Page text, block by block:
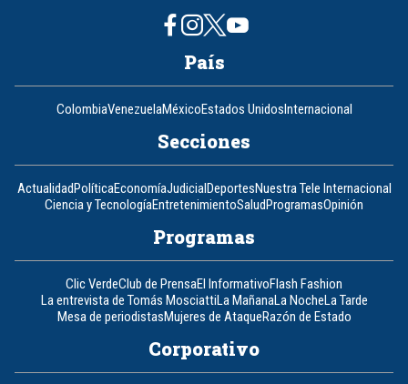
País
ColombiaVenezuelaMéxicoEstados UnidosInternacional
Secciones
ActualidadPolíticaEconomíaJudicialDeportesNuestra Tele Internacional
Ciencia y TecnologíaEntretenimientoSaludProgramasOpinión
Programas
Clic VerdeClub de PrensaEl InformativoFlash Fashion
La entrevista de Tomás MosciattiLa MañanaLa NocheLa Tarde
Mesa de periodistasMujeres de AtaqueRazón de Estado
Corporativo